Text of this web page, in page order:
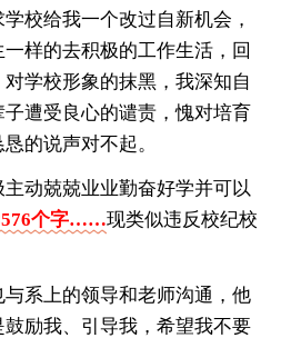
校给我一个改过自新机会，
样的去积极的工作生活，回
学校形象的抹黑，我深知自
遭受良心的谴责，愧对培育
的说声对不起。
动兢兢业业勤奋好学并可以
个字……现类似违反校纪校
系上的领导和老师沟通，他
励我、引导我，希望我不要